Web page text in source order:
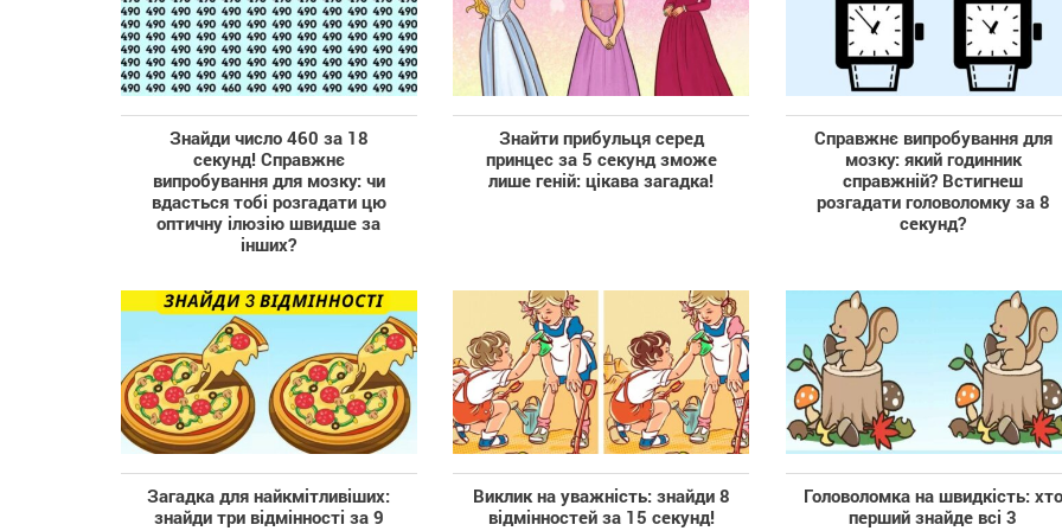
Знайди число 460 за 18
секунд! Справжнє
випробування для мозку: чи
вдасться тобі розгадати цю
оптичну ілюзію швидше за
інших?
Знайти прибульця серед
принцес за 5 секунд зможе
лише геній: цікава загадка!
Справжнє випробування для
мозку: який годинник
справжній? Встигнеш
розгадати головоломку за 8
секунд?
Загадка для найкмітливіших:
знайди три відмінності за 9
Виклик на уважність: знайди 8
відмінностей за 15 секунд!
Головоломка на швидкість: хто
перший знайде всі 3